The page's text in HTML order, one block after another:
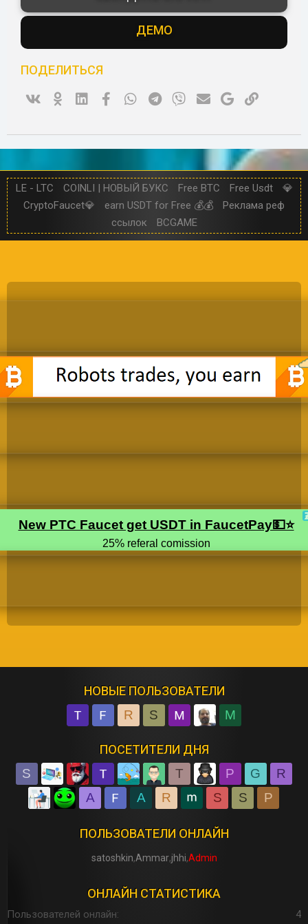
в
з
ДЕМО
ПОДЕЛИТЬСЯ
Ok Linked InFacebookWhatsAppTelegram
Viber Электронная почта
Google
LE - LTC COINLI | НОВЫЙ БУКС Free BTC Free Usdt
💎
CryptoFaucet💎
earn USDT for Free 💰💰
Реклама реф
ссылок
BCGAME
НОВЫЕ ПОЛЬЗОВАТЕЛИ
R S M
ПОСЕТИТЕЛИ ДНЯ
S T P G
R
A
A R S S P
ПОЛЬЗОВАТЕЛИ ОНЛАЙН
satoshkin Ammar jhhi Admin
ОНЛАЙН СТАТИСТИКА
Пользователей онлайн
4